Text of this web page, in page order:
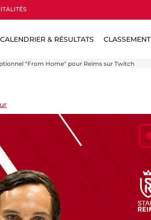
CALENDRIER & RÉSULTATS CLASSEMENT
"From Home" pour Reims sur Twitch